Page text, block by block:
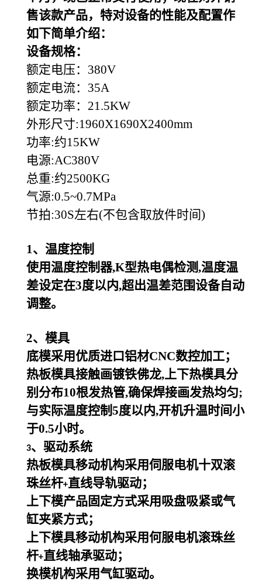
售该款产品，特对设备的性能及配置作
如下简单介绍：
设备规格：
额定电压：380V
额定电流：35A
额定功率：21.5KW
外形尺寸:1960X1690X2400mm
功率:约15KW
电源:AC380V
总重:约2500KG
气源:0.5~0.7MPa
节拍:30S左右(不包含取放件时间)
1、温度控制
使用温度控制器,K型热电偶检测,温度温
差设定在3度以内,超出温差范围设备自动
调整。
2、模具
底模采用优质进口铝材CNC数控加工；
热板模具接触画镀铁佛龙,上下热模具分
别分布10根发热管,确保焊接画发热均匀;
与实际温度控制5度以内,开机升温时间小
于0.5小时。
3、驱动系统
热板模具移动机构采用伺服电机十双滚
珠丝杆+直线导轨驱动；
上下模产品固定方式采用吸盘吸紧或气
缸夹紧方式；
上下模具移动机构采用何服电机滚珠丝
杆+直线轴承驱动；
换模机构采用气缸驱动。